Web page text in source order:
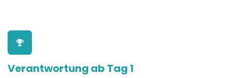
Verantwortung ab Tag 1